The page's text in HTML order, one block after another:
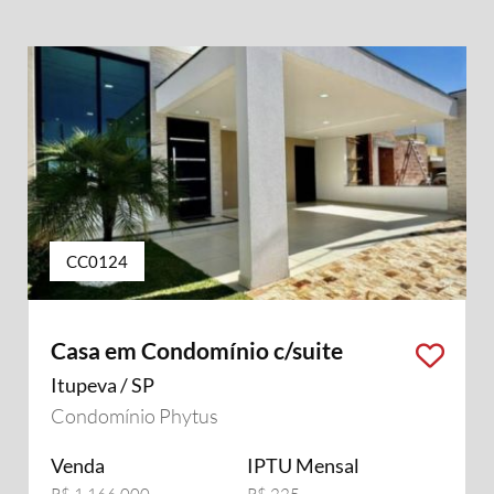
CC0124
Casa em Condomínio c/suite
Itupeva / SP
Condomínio Phytus
Venda IPTU Mensal